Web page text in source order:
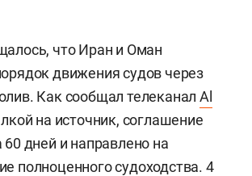
что Иран и Оман
движения судов через
Как сообщал телеканал Al
на источник, соглашение
60 дней и направлено на
полноценного судоходства. 4